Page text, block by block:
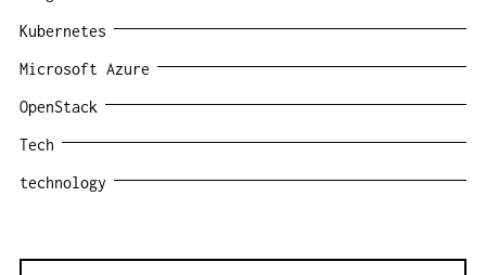
Kubernetes
Microsoft Azure
OpenStack
Tech
technology